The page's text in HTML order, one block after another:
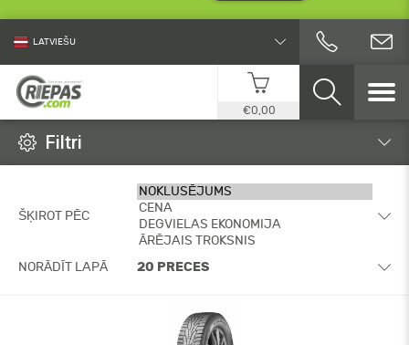
LATVIEŠU
€0,00
Filtri
ŠĶIROT PĒC
NORĀDĪT LAPĀ